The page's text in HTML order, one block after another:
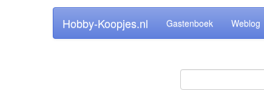
Hobby-Koopjes.nl Gastenboek Weblog